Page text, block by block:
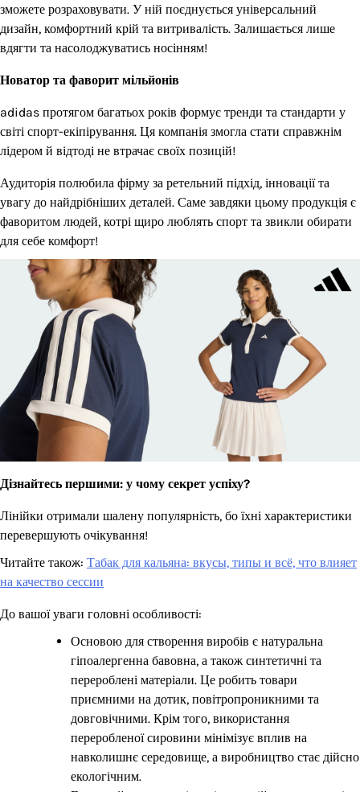
зможете розраховувати. У ній поєднується універсальний
дизайн, комфортний крій та витривалість. Залишається лише
вдягти та насолоджуватись носінням!
Новатор та фаворит мільйонів
adidas протягом багатьох років формує тренди та стандарти у
світі спорт-екіпірування. Ця компанія змогла стати справжнім
лідером й відтоді не втрачає своїх позицій!
Аудиторія полюбила фірму за ретельний підхід, інновації та
увагу до найдрібніших деталей. Саме завдяки цьому продукція є
фаворитом людей, котрі щиро люблять спорт та звикли обирати
для себе комфорт!
Дізнайтесь першими: у чому секрет успіху?
Лінійки отримали шалену популярність, бо їхні характеристики
перевершують очікування!
Читайте також: Табак для кальяна: вкусы, типы и всё, что влияет
на качество сессии
До вашої уваги головні особливості:
Основою для створення виробів є натуральна
гіпоалергенна бавовна, а також синтетичні та
перероблені матеріали. Це робить товари
приємними на дотик, повітропроникними та
довговічними. Крім того, використання
переробленої сировини мінімізує вплив на
навколишнє середовище, а виробництво стає дійсно
екологічним.